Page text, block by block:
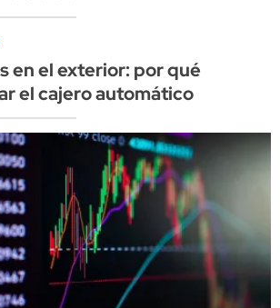
en el exterior: por qué
el cajero automático